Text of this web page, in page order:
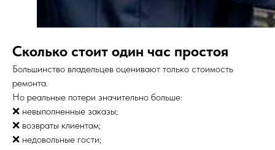
Сколько стоит один час простоя
Большинство владельцев оценивают только стоимость
ремонта.
Но реальные потери значительно больше:
❌ невыполненные заказы;
❌ возвраты клиентам;
❌ недовольные гости;